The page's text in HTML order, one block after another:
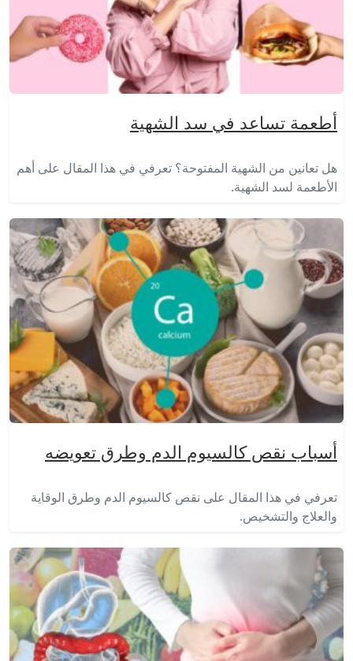
أطعمة تساعد في سد الشهية
هل تعانين من الشهية المفتوحة؟ تعرفي في هذا المقال على أهم
الأطعمة لسد الشهية.
أسباب نقص كالسيوم الدم وطرق تعويضه
تعرفي في هذا المقال على نقص كالسيوم الدم وطرق الوقاية
والعلاج والتشخيص.